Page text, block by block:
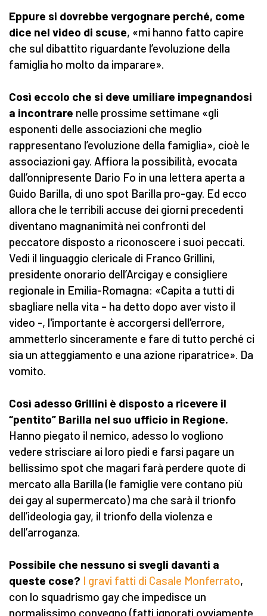
Eppure si dovrebbe vergognare perché, come
dice nel video di scuse, «mi hanno fatto capire
che sul dibattito riguardante l’evoluzione della
famiglia ho molto da imparare».
Così eccolo che si deve umiliare impegnandosi
a incontrare nelle prossime settimane «gli
esponenti delle associazioni che meglio
rappresentano l’evoluzione della famiglia», cioè le
associazioni gay. Affiora la possibilità, evocata
dall’onnipresente Dario Fo in una lettera aperta a
Guido Barilla, di uno spot Barilla pro-gay. Ed ecco
allora che le terribili accuse dei giorni precedenti
diventano magnanimità nei confronti del
peccatore disposto a riconoscere i suoi peccati.
Vedi il linguaggio clericale di Franco Grillini,
presidente onorario dell’Arcigay e consigliere
regionale in Emilia-Romagna: «Capita a tutti di
sbagliare nella vita – ha detto dopo aver visto il
video -, l'importante è accorgersi dell'errore,
ammetterlo sinceramente e fare di tutto perché ci
sia un atteggiamento e una azione riparatrice». Da
vomito.
Così adesso Grillini è disposto a ricevere il
“pentito” Barilla nel suo ufficio in Regione.
Hanno piegato il nemico, adesso lo vogliono
vedere strisciare ai loro piedi e farsi pagare un
bellissimo spot che magari farà perdere quote di
mercato alla Barilla (le famiglie vere contano più
dei gay al supermercato) ma che sarà il trionfo
dell’ideologia gay, il trionfo della violenza e
dell’arroganza.
Possibile che nessuno si svegli davanti a
queste cose? I gravi fatti di Casale Monferrato,
con lo squadrismo gay che impedisce un
normalissimo convegno (fatti ignorati ovviamente